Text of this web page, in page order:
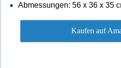
Abmessungen: 56 x 36 x 35
Kaufen auf